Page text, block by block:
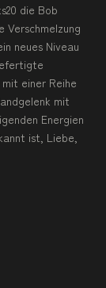
die Bob
Verschmelzung
neues Niveau
einer Reihe
mit
Energien
ist, Liebe,